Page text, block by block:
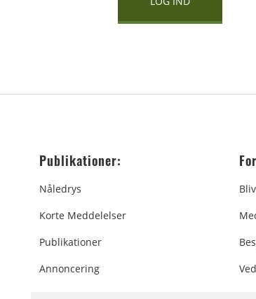
Publikationer:
Nåledrys
Korte Meddelelser
Publikationer
Annoncering